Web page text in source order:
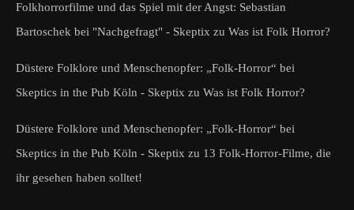
Folkhorrorfilme und das Spiel mit der Angst: Sebastian
Bartoschek bei "Nachgefragt" - Skeptix zu Was ist Folk Horror?
Düstere Folklore und Menschenopfer: „Folk-Horror“ bei
Skeptics in the Pub Köln - Skeptix zu Was ist Folk Horror?
Düstere Folklore und Menschenopfer: „Folk-Horror“ bei
Skeptics in the Pub Köln - Skeptix zu 13 Folk-Horror-Filme, die
ihr gesehen haben solltet!